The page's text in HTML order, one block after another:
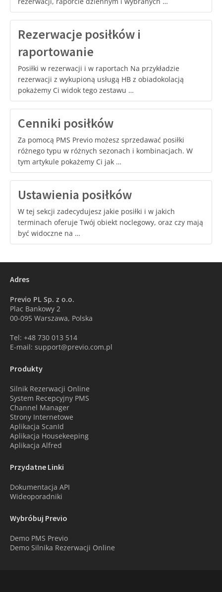
Rezerwacje posiłków i
raportowanie
Posiłki w rezerwacji i w raportach Na przykładzie
rezerwacji z wykupioną usługą HB z obiadokolacją
pokażemy Ci widok tego zestawu …
Cenniki posiłków
Za pomocą PMS Previo możesz sprzedawać posiłki
różnego typu w różnych sezonach i kombinacjach. W
tym artykule pokażemy Ci jak …
Ustawienia posiłków
W tej sekcji zadecydujesz jakie posiłki i w jakich
terminach oferuje Twój obiekt noclegowy, oraz czy mają
być widoczne na …
Adres
Previo PL Sp. z o.o.
Plac Bankowy 2
00-095 Warszawa, Polska
Tel: +48 730 013 514
E-mail: support@previo.com.pl
Produkty
Silnik Rezerwacji Online
System Recepcyjny PMS
Channel Manager
Strony Internetowe
Aplikacja ScanId
Aplikacja Housekeeping
Aplikacja Alfred
Przydatne Linki
Dokumentacja API
Wideoporadniki
Wybróbuj Previo
Demo PMS Previo
Demo Silnika Rezerwacji Online